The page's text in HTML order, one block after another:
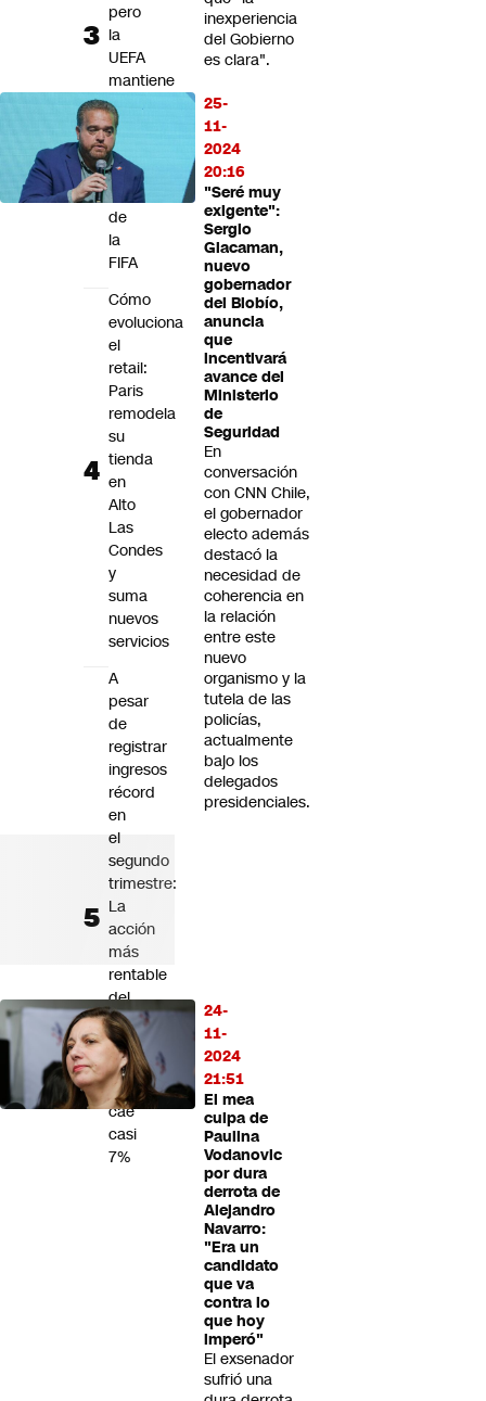
inexperiencia
del Gobierno
es clara".
25-
11-
2024
20:16
"Seré muy
exigente":
Sergio
Giacaman,
nuevo
gobernador
del Biobío,
anuncia
que
incentivará
avance del
Ministerio
de
Seguridad
En
conversación
con CNN Chile,
el gobernador
electo además
destacó la
necesidad de
coherencia en
la relación
entre este
nuevo
organismo y la
tutela de las
policías,
actualmente
bajo los
delegados
presidenciales.
24-
11-
2024
21:51
El mea
culpa de
Paulina
Vodanovic
por dura
derrota de
Alejandro
Navarro:
"Era un
candidato
que va
contra lo
que hoy
imperó"
El exsenador
sufrió una
pero
la
UEFA
mantiene
el
boicot
a
los
torneos
de
la
FIFA
Cómo
evoluciona
el
retail:
Paris
remodela
su
tienda
en
Alto
Las
Condes
y
suma
nuevos
servicios
A
pesar
de
registrar
ingresos
récord
en
el
segundo
trimestre:
La
acción
más
rentable
del
S&P
500
este
año
cae
casi
7%